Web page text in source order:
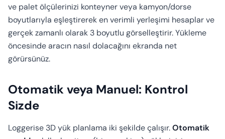
ve palet ölçülerinizi konteyner veya kamyon/dorse
boyutlarıyla eşleştirerek en verimli yerleşimi hesaplar ve
gerçek zamanlı olarak 3 boyutlu görselleştirir. Yükleme
öncesinde aracın nasıl dolacağını ekranda net
görürsünüz.
Otomatik veya Manuel: Kontrol
Sizde
Loggerise 3D yük planlama iki şekilde çalışır.Otomatik